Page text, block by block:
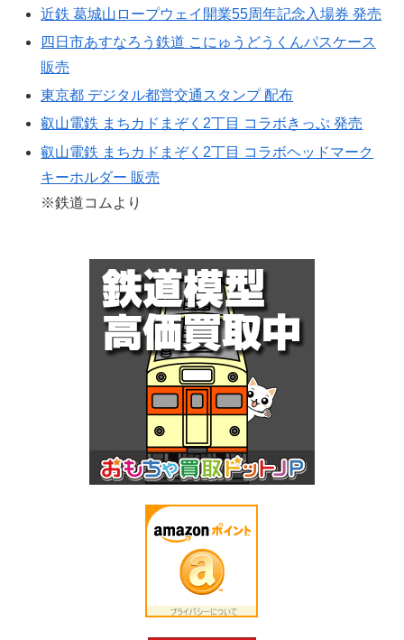
近鉄 葛城山ロープウェイ開業55周年記念入場券 発売
四日市あすなろう鉄道 こにゅうどうくんパスケース
販売
東京都 デジタル都営交通スタンプ 配布
叡山電鉄 まちカドまぞく2丁目 コラボきっぷ 発売
叡山電鉄 まちカドまぞく2丁目 コラボヘッドマーク
キーホルダー 販売
※鉄道コムより